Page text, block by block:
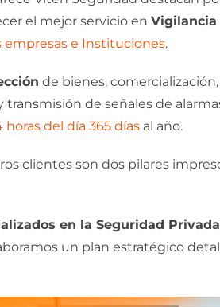
el mejor servicio en Vigilancia
empresas e Instituciones.
de bienes,
de señales de
horas del día 365 días al año.
clientes son dos pilares
en la Seguridad Privada
un plan estratégico